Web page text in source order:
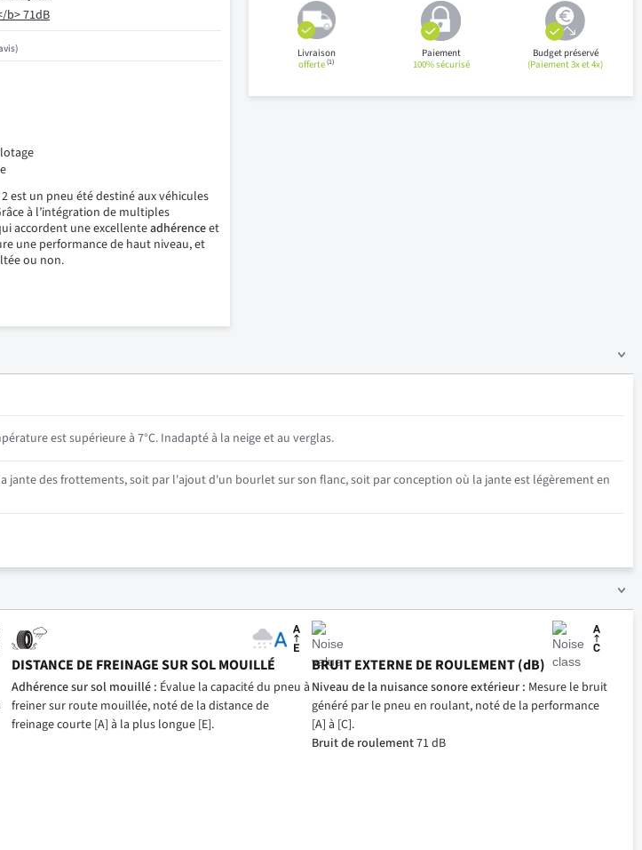
2 est un pneu été destiné aux véhicules
à l’intégration de multiples
accordent une excellenteadhérenceet
une performance de haut niveau, et
ou non.
Livraison
offerte(1)
Paiement
100% sécurisé
Budget préservé
(Paiement 3x et 4x)
est supérieure à 7°C. Inadapté à la neige et au verglas.
jante des frottements, soit par l'ajout d'un bourlet sur son flanc, soit par conception où la jante est légèrement en
DISTANCE DE FREINAGE SUR SOL MOUILLÉ
Adhérence sur sol mouillé : Évalue la capacité du pneu à
freiner sur route mouillée, noté de la distance de
freinage courte [A] à la plus longue [E].
BRUIT EXTERNE DE ROULEMENT (dB)
Niveau de la nuisance sonore extérieur : Mesure le bruit
généré par le pneu en roulant, noté de la performance
[A] à [C].
Bruit de roulement71 dB